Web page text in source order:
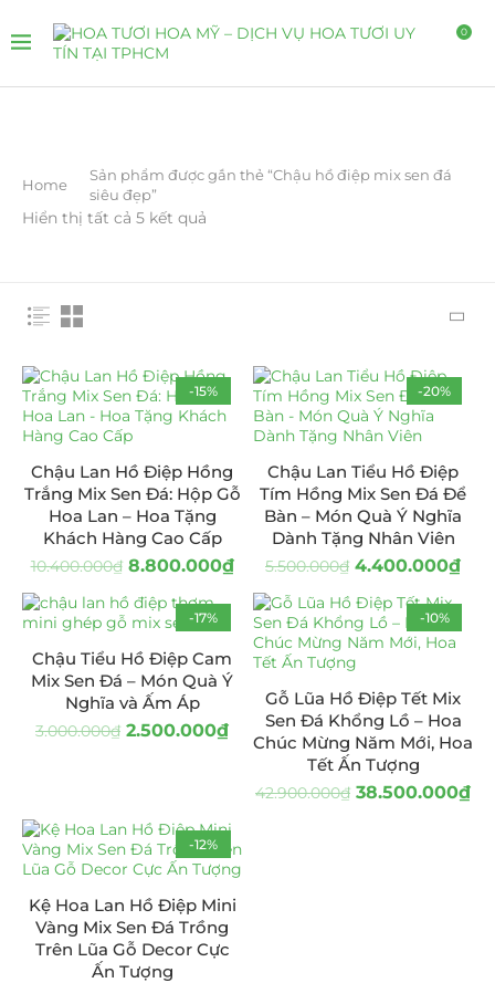
0
Home
Sản phẩm được gắn thẻ “Chậu hồ điệp mix sen đá
siêu đẹp”
Hiển thị tất cả 5 kết quả
-15%
Chậu Lan Hồ Điệp Hồng
Trắng Mix Sen Đá: Hộp Gỗ
Hoa Lan – Hoa Tặng
Khách Hàng Cao Cấp
10.400.000₫ 8.800.000₫
-20%
Chậu Lan Tiểu Hồ Điệp
Tím Hồng Mix Sen Đá Để
Bàn – Món Quà Ý Nghĩa
Dành Tặng Nhân Viên
5.500.000₫ 4.400.000₫
-17%
Chậu Tiểu Hồ Điệp Cam
Mix Sen Đá – Món Quà Ý
Nghĩa và Ấm Áp
3.000.000₫ 2.500.000₫
-10%
Gỗ Lũa Hồ Điệp Tết Mix
Sen Đá Khổng Lồ – Hoa
Chúc Mừng Năm Mới, Hoa
Tết Ấn Tượng
42.900.000₫ 38.500.000₫
-12%
Kệ Hoa Lan Hồ Điệp Mini
Vàng Mix Sen Đá Trồng
Trên Lũa Gỗ Decor Cực
Ấn Tượng